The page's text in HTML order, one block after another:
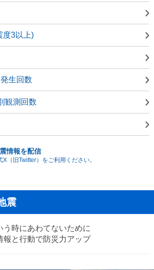
度3以上)
生回数
観測回数
情報を配信
（旧Twitter）をご利用ください。
震
う時にあわてないために
報と行動で防災力アップ